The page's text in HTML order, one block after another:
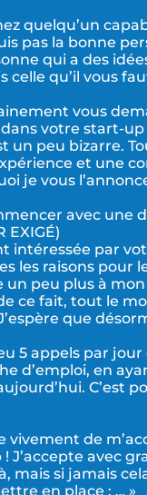
quelqu’un
pas la bonne
qui a des
celle qu’il vous
vous
votre start-
un peu bizarre.
et une
je vous
avec une
EXIGÉ)
intéressée par
les raisons pour
un peu plus à
ce fait, tout le
que
5 appels par
d’emploi, en
C’est
vivement de
J’accepte avec
mais si jamais
en place : … »